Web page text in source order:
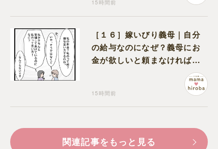
15時間前
［１６］嫁いびり義母｜自分
の給与なのになぜ？義母にお
金が欲しいと頼まなければな
15時間前
関連記事をもっと見る